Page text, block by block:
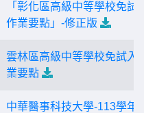
「彰化區高級中等學校免試
作業要點」-修正版
雲林區高級中等學校免試入
業要點
中華醫事科技大學-113學年